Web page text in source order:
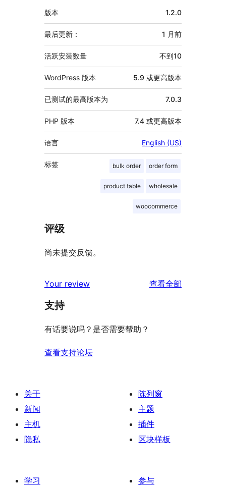
额
外
信
息
版本 1.2.0
最后更新： 1 月前
活跃安装数量 不到10
WordPress 版本 5.9 或更高版本
已测试的最高版本为 7.0.3
PHP 版本 7.4 或更高版本
语言 English (US)
标签 bulk order order form
product table wholesale
woocommerce
评级
尚未提交反馈。
Your review 查看全部
支持
有话要说吗？是否需要帮助？
查看支持论坛
关于
新闻
主机
隐私
陈列窗
主题
插件
区块样板
学习
参与